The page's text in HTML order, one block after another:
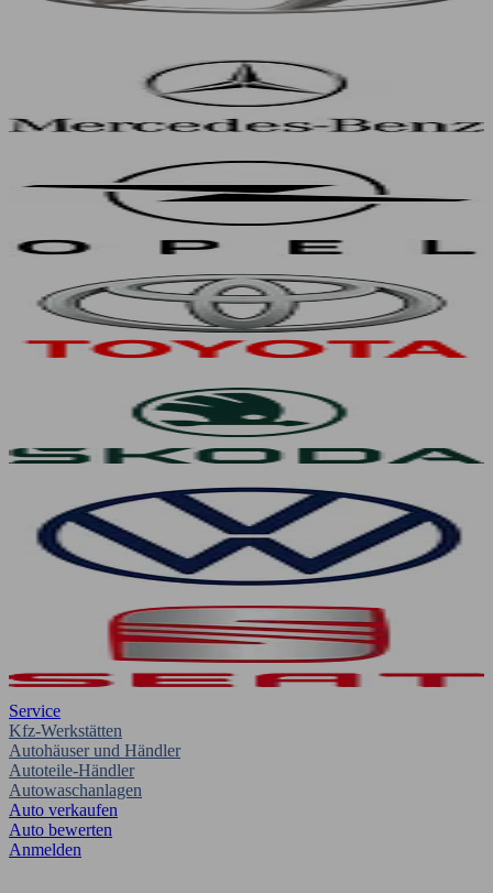
Service
Kfz-Werkstätten
Autohäuser und Händler
Autoteile-Händler
Autowaschanlagen
Auto verkaufen
Auto bewerten
Anmelden